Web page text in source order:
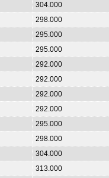
304.000
298.000
295.000
295.000
292.000
292.000
292.000
292.000
295.000
298.000
304.000
313.000